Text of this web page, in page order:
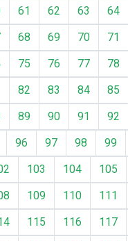
61 62 63 64
68 69 70 71
75 76 77 78
82 83 84 85
89 90 91 92
96 97 98 99
103 104 105
109 110 111
115 116 117